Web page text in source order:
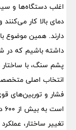
اغلب دستگاه‌ها و
دمای بالا کار می‌کنند
دارند. همین موضوع
داشته باشیم که در
پشم سنگ، با ساختار
انتخاب اصلی
فشار و توربین‌های
تغییر ساختار،